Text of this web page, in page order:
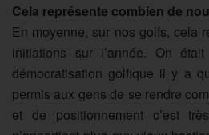
Cela représente combien de
En moyenne, sur nos golfs, cela
initiations sur l’année. On
démocratisation golfique il y a
permis aux gens de se rendre
et de positionnement c’est